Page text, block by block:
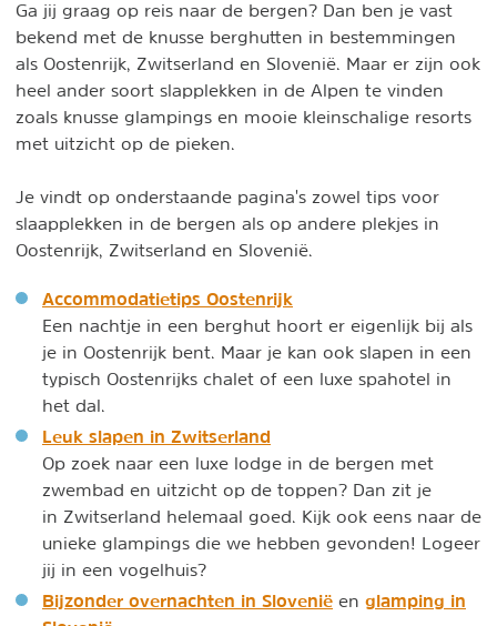
Ga jij graag op reis naar de bergen? Dan ben je vast
bekend met de knusse berghutten in bestemmingen
als Oostenrijk, Zwitserland en Slovenië. Maar er zijn ook
heel ander soort slapplekken in de Alpen te vinden
zoals knusse glampings en mooie kleinschalige resorts
met uitzicht op de pieken.
Je vindt op onderstaande pagina's zowel tips voor
slaapplekken in de bergen als op andere plekjes in
Oostenrijk, Zwitserland en Slovenië.
Accommodatietips Oostenrijk
Een nachtje in een berghut hoort er eigenlijk bij als
je in Oostenrijk bent. Maar je kan ook slapen in een
typisch Oostenrijks chalet of een luxe spahotel in
het dal.
Leuk slapen in Zwitserland
Op zoek naar een luxe lodge in de bergen met
zwembad en uitzicht op de toppen? Dan zit je
in Zwitserland helemaal goed. Kijk ook eens naar de
unieke glampings die we hebben gevonden! Logeer
jij in een vogelhuis?
Bijzonder overnachten in Slovenië en glamping in